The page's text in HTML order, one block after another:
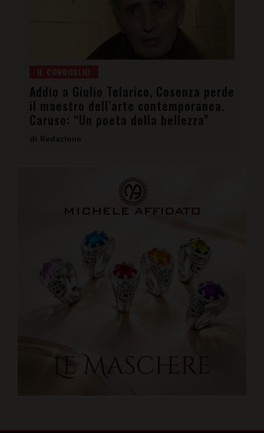
IL CORDOGLIO
Addio a Giulio Telarico, Cosenza perde
il maestro dell’arte contemporanea.
Caruso: “Un poeta della bellezza”
Redazione